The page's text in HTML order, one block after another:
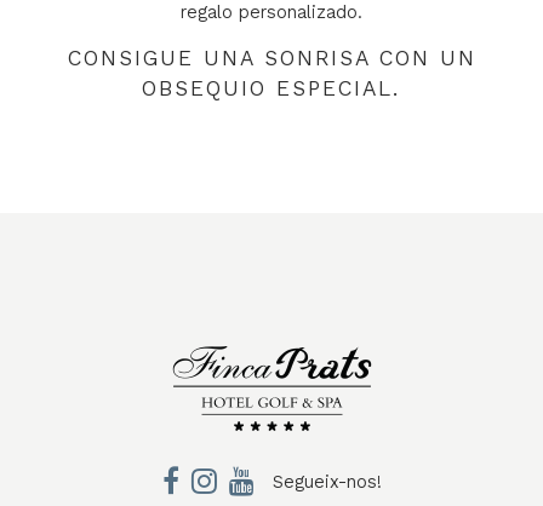
regalo personalizado.
CONSIGUE UNA SONRISA CON UN
OBSEQUIO ESPECIAL.
Segueix-nos!